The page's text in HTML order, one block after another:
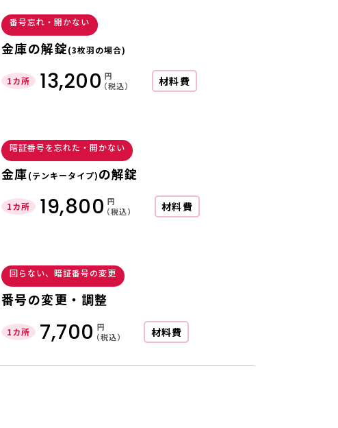
番号忘れ・開かない
金庫の解錠(3枚羽の場合)
1カ所 13,200 円
（税込）
材料費
暗証番号を忘れた・開かない
金庫(テンキータイプ)の解錠
1カ所 19,800 円
（税込）
材料費
回らない、暗証番号の変更
番号の変更・調整
1カ所 7,700 円
（税込）
材料費